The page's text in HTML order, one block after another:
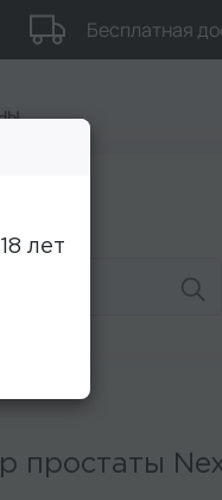
Бесплатная
простаты
лет